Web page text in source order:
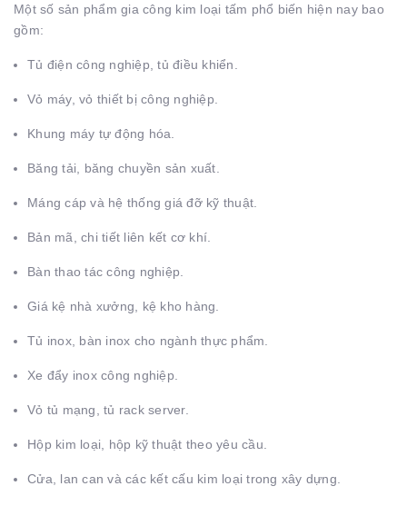
Một số sản phẩm gia công kim loại tấm phổ biến hiện nay bao
gồm:
Tủ điện công nghiệp, tủ điều khiển.
Vỏ máy, vỏ thiết bị công nghiệp.
Khung máy tự động hóa.
Băng tải, băng chuyền sản xuất.
Máng cáp và hệ thống giá đỡ kỹ thuật.
Bản mã, chi tiết liên kết cơ khí.
Bàn thao tác công nghiệp.
Giá kệ nhà xưởng, kệ kho hàng.
Tủ inox, bàn inox cho ngành thực phẩm.
Xe đẩy inox công nghiệp.
Vỏ tủ mạng, tủ rack server.
Hộp kim loại, hộp kỹ thuật theo yêu cầu.
Cửa, lan can và các kết cấu kim loại trong xây dựng.